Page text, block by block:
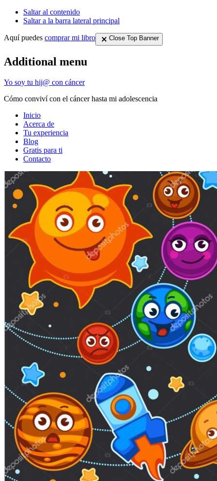
Saltar al contenido
Saltar a la barra lateral principal
Aquí puedes comprar mi libro Close Top Banner
Additional menu
Yo soy tu hij@ con cáncer
Cómo conviví con el cáncer hasta mi adolescencia
Inicio
Acerca de
Tu experiencia
Blog
Gratis para ti
Contacto